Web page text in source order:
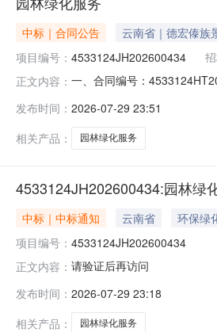
中标｜合同公告 云南省｜德宏傣族
项目编号： 4533124JH202600434
正文内容： 一、合同编号：
17708828380六、合同主要
发布时间： 2026-07-29 23:51
相关产品：
园林绿化服务
4533124JH202600434:园林绿
中标｜中标通知 云南省 环保绿
项目编号： 4533124JH202600434
正文内容： 请验证后再访问
发布时间： 2026-07-29 23:18
相关产品：
园林绿化服务